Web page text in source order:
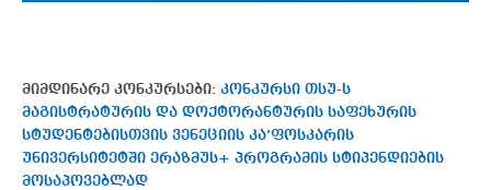
მიმდინარე კონკურსები: კონკურსი თსუ-ს
მაგისტრატურის და დოქტორანტურის საფეხურის
სტუდენტებისთვის ვენეციის კა’ფოსკარის
უნივერსიტეტში ერაზმუს+ პროგრამის სტიპენდიების
მოსაპოვებლად